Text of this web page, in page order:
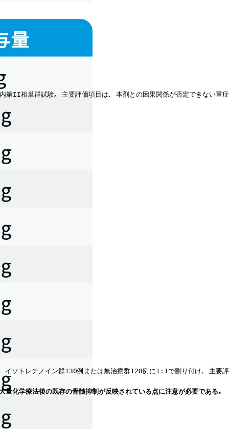
II相単群試験｡ 主要評価項目は､ 本剤との因果関係が否定できない
ソトレチノイン群130例または無治療群128例に1:1で割り付け､ 主要
量化学療法後の既存の骨髄抑制が反映されている点に注意が必要である｡